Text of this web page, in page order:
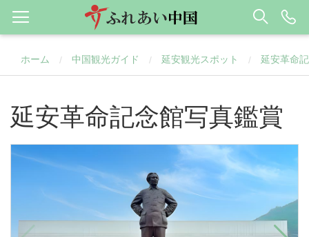
ホーム / 中国観光ガイド / 延安観光スポット / 延安革命
延安革命記念館写真鑑賞